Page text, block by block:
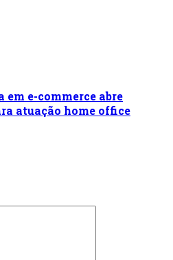
em e-commerce abre
atuação home office